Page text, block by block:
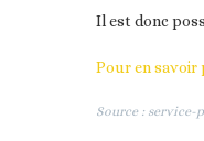
Il est donc
Pour en savoir
Source : service-